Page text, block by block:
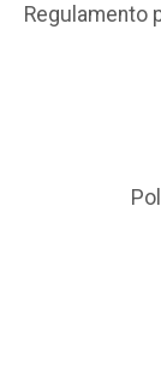
Regulamento